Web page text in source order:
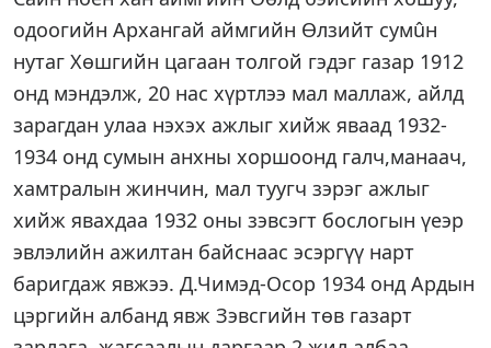
одоогийн Архангай аймгийн Өлзийт сумûн
нутаг Хөшгийн цагаан толгой гэдэг газар 1912
онд мэндэлж, 20 нас хүртлээ мал маллаж, айлд
зарагдан улаа нэхэх ажлыг хийж яваад 1932-
1934 онд сумын анхны хоршоонд галч,манаач,
хамтралын жинчин, мал туугч зэрэг ажлыг
хийж явахдаа 1932 оны зэвсэгт бослогын үеэр
эвлэлийн ажилтан байснаас эсэргүү нарт
баригдаж явжээ. Д.Чимэд-Осор 1934 онд Ардын
цэргийн албанд явж Зэвсгийн төв газарт